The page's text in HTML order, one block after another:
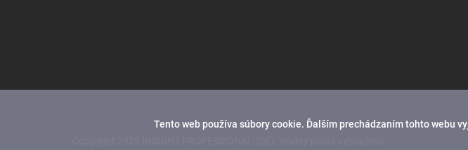
Tento web používa súbory cookie. Ďalším prechádzaním tohto webu
e